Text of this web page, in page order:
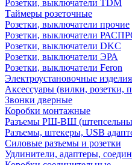
Розетки, выключатели TDM
Таймеры розеточные
Розетки, выключатели прочие
Розетки, выключатели
Розетки, выключатели DKC
Розетки, выключатели ЭРА
Розетки, выключатели Feron
Электроустановочные изделия
Аксессуары (вилки, розетки,
Звонки дверные
Коробки монтажные
Разъемы РШ-ВШ
Разъемы, штекеры, USB
Силовые разъемы и розетки
Удлинители, адаптеры,